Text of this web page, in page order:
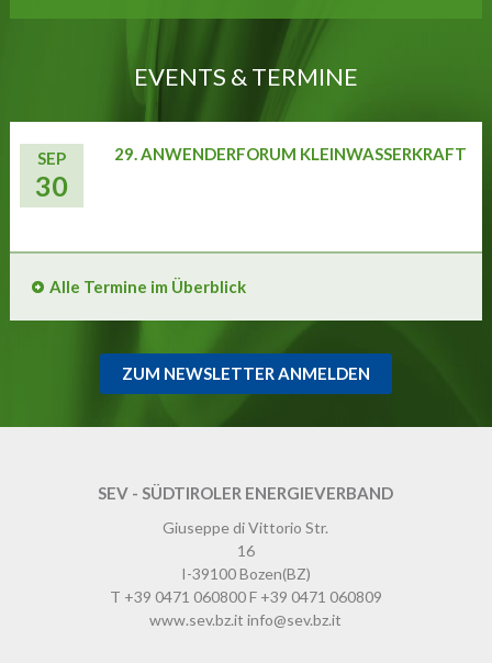
EVENTS & TERMINE
SEP
30
29. ANWENDERFORUM KLEINWASSERKRAFT
Alle Termine im Überblick
ZUM NEWSLETTER ANMELDEN
SEV - SÜDTIROLER ENERGIEVERBAND
Giuseppe di Vittorio Str.
16
I-39100Bozen(BZ)
T +39 0471 060800F +39 0471 060809
www.sev.bz.it info@sev.bz.it